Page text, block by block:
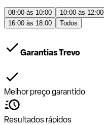
08:00 às 10:00 10:00 às 12:00
16:00 às 18:00
Todos
Garantias Trevo
Melhor preço garantido
Resultados rápidos